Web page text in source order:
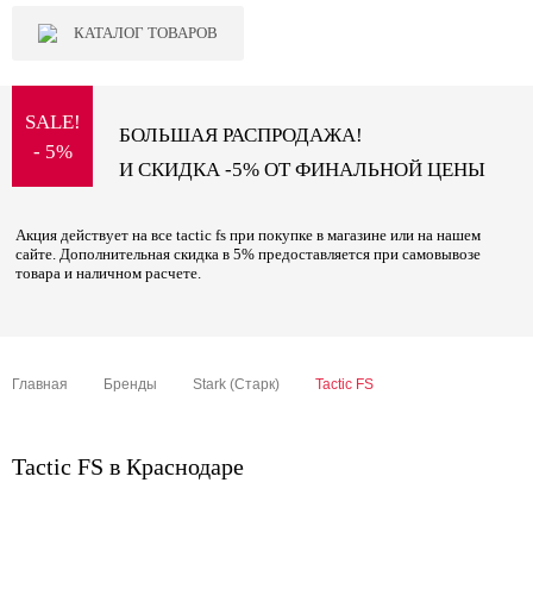
КАТАЛОГ ТОВАРОВ
SALE!
- 5%
БОЛЬШАЯ РАСПРОДАЖА!
И СКИДКА -5% ОТ ФИНАЛЬНОЙ ЦЕНЫ
Акция действует на все tactic fs при покупке в магазине или на нашем
сайте. Дополнительная скидка в 5% предоставляется при самовывозе
товара и наличном расчете.
Главная Бренды Stark (Старк) Tactic FS
Tactic FS в Краснодаре